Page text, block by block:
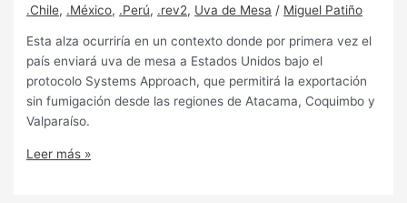
.Chile, .México, .Perú, .rev2, Uva de Mesa / Miguel Patiño
Esta alza ocurriría en un contexto donde por primera vez el
país enviará uva de mesa a Estados Unidos bajo el
protocolo Systems Approach, que permitirá la exportación
sin fumigación desde las regiones de Atacama, Coquimbo y
Valparaíso.
Leer más »